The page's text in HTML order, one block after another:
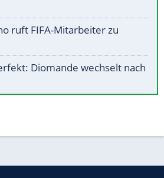
ruft FIFA-Mitarbeiter zu
Diomande wechselt nach